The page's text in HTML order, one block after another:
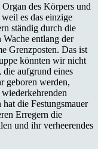
des Körpers und
es das einzige
ständig durch die
entlang der
Grenzposten. Das ist
könnten wir nicht
die aufgrund eines
geboren werden,
die Festungsmauer
Erregern die
und ihr verheerendes